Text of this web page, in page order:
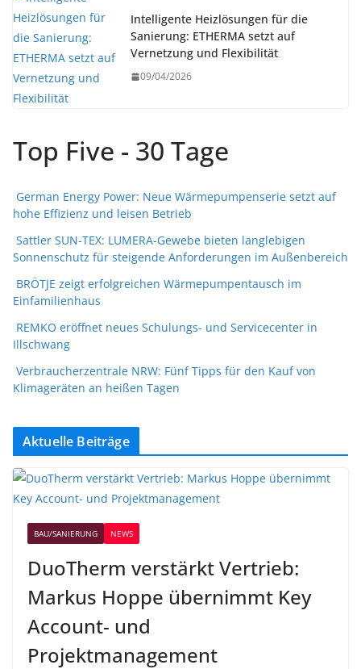
Intelligente Heizlösungen für die
Sanierung: ETHERMA setzt auf
Vernetzung und Flexibilität
09/04/2026
Top Five - 30 Tage
German Energy Power: Neue Wärmepumpenserie setzt auf
hohe Effizienz und leisen Betrieb
Sattler SUN-TEX: LUMERA-Gewebe bieten langlebigen
Sonnenschutz für steigende Anforderungen im Außenbereich
BRÖTJE zeigt erfolgreichen Wärmepumpentausch im
Einfamilienhaus
REMKO eröffnet neues Schulungs- und Servicecenter in
Illschwang
Verbraucherzentrale NRW: Fünf Tipps für den Kauf von
Klimageräten an heißen Tagen
Aktuelle Beiträge
BAU/SANIERUNG NEWS
DuoTherm verstärkt Vertrieb:
Markus Hoppe übernimmt Key
Account- und
Projektmanagement